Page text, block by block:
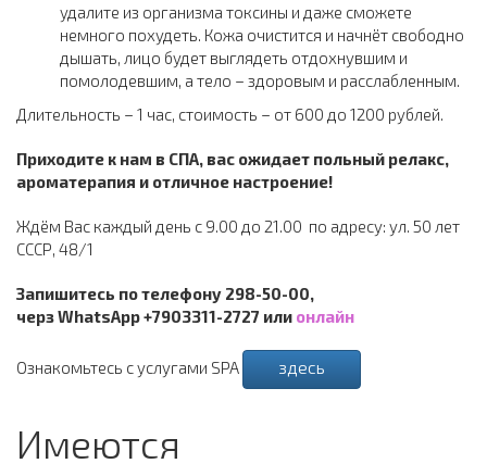
удалите из организма токсины и даже сможете
немного похудеть. Кожа очистится и начнёт свободно
дышать, лицо будет выглядеть отдохнувшим и
помолодевшим, а тело – здоровым и расслабленным.
Длительность – 1 час, стоимость – от 600 до 1200 рублей.
Приходите к нам в СПА, вас ожидает польный релакс,
ароматерапия и отличное настроение!
Ждём Вас каждый день с 9.00 до 21.00 по адресу: ул. 50 лет
СССР, 48/1
Запишитесь по телефону 298-50-00,
черз WhatsApp +7903311-2727 или онлайн
Ознакомьтесь с услугами SPA здесь
Имеются